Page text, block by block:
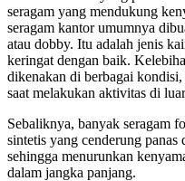
seragam yang mendukung
seragam kantor umumnya
atau dobby. Itu adalah jenis
keringat dengan baik.
dikenakan di berbagai
saat melakukan aktivitas di
Sebaliknya, banyak seragam
sintetis yang cenderung
sehingga menurunkan
dalam jangka panjang.